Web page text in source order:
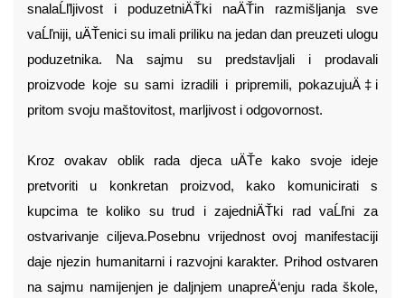
snalaĹľljivost i poduzetniÄŤki naÄŤin razmišljanja sve
vaĹľniji, uÄŤenici su imali priliku na jedan dan preuzeti ulogu
poduzetnika. Na sajmu su predstavljali i prodavali
proizvode koje su sami izradili i pripremili, pokazujuÄ‡i
pritom svoju maštovitost, marljivost i odgovornost.
Kroz ovakav oblik rada djeca uÄŤe kako svoje ideje
pretvoriti u konkretan proizvod, kako komunicirati s
kupcima te koliko su trud i zajedniÄŤki rad vaĹľni za
ostvarivanje ciljeva.Posebnu vrijednost ovoj manifestaciji
daje njezin humanitarni i razvojni karakter. Prihod ostvaren
na sajmu namijenjen je daljnjem unapreÄ‘enju rada škole,